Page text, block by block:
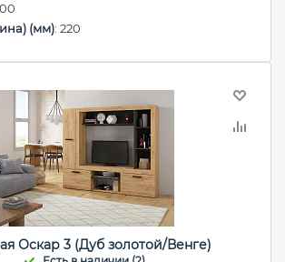
(мм): 220
Оскар 3 (Дуб золотой/Венге)